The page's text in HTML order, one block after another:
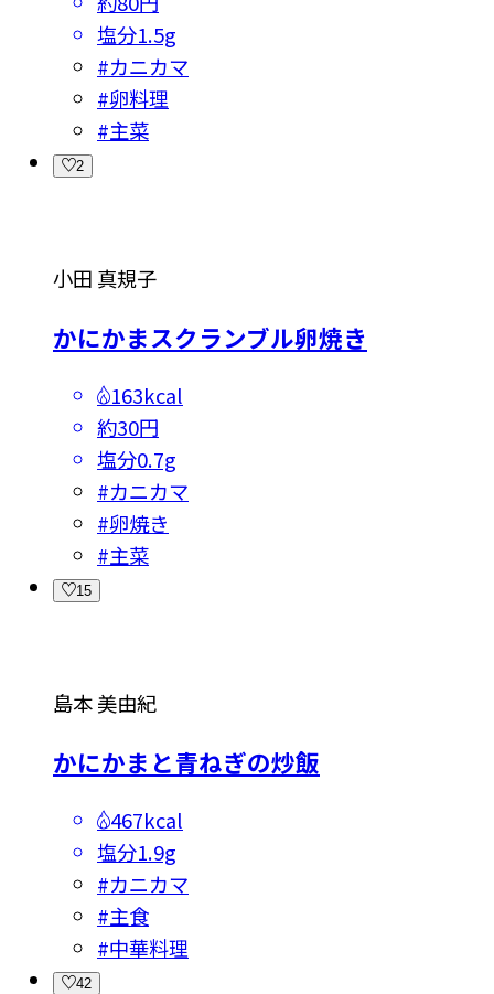
塩分1.5g
#カニカマ
#卵料理
#主菜
2
小田 真規子
かにかまスクランブル卵焼き
163kcal
約30円
塩分0.7g
#カニカマ
#卵焼き
#主菜
15
島本 美由紀
かにかまと青ねぎの炒飯
467kcal
塩分1.9g
#カニカマ
#主食
#中華料理
42